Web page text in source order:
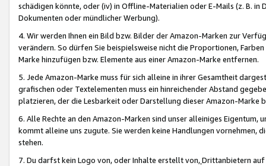
schädigen könnte, oder (iv) in Offline-Materialien oder E-Mails (z. B. in
Dokumenten oder mündlicher Werbung).
4. Wir werden Ihnen ein Bild bzw. Bilder der Amazon-Marken zur
verändern. So dürfen Sie beispielsweise nicht die Proportionen,
Marke hinzufügen bzw. Elemente aus einer Amazon-Marke entfernen.
5. Jede Amazon-Marke muss für sich alleine in ihrer Gesamtheit
grafischen oder Textelementen muss ein hinreichender Abstand
platzieren, der die Lesbarkeit oder Darstellung dieser Amazon-Marke
6. Alle Rechte an den Amazon-Marken sind unser alleiniges
kommt alleine uns zugute. Sie werden keine Handlungen vornehmen,
stehen.
7. Du darfst kein Logo von, oder Inhalte erstellt von,Drittanbietern auf